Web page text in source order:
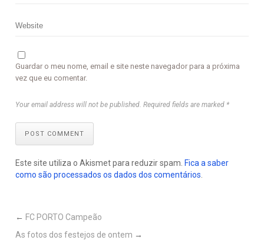
Guardar o meu nome, email e site neste navegador para a próxima
vez que eu comentar.
Your email address will not be published. Required fields are marked *
POST COMMENT
Este site utiliza o Akismet para reduzir spam. Fica a saber
como são processados os dados dos comentários
← FC PORTO Campeão
As fotos dos festejos de ontem →